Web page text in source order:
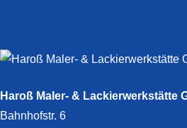
Haroß Maler- & Lackierwerkstätte
Bahnhofstr. 6